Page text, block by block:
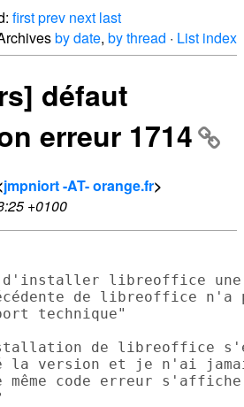
firstprev next last
by date, by thread · List index
défaut
erreur 1714
jmpniort -AT- orange.fr>
+0100
d'installer libreoffice
de libreoffice n'a
technique"
de libreoffice
version et je n'ai
code erreur